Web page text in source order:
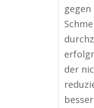
der